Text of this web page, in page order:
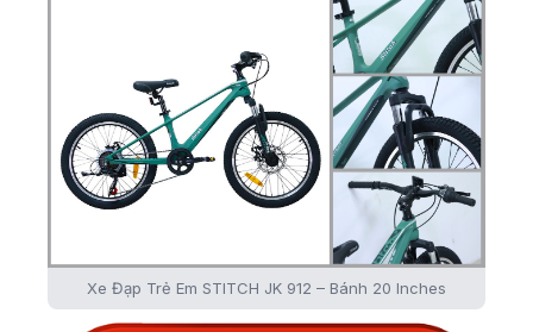
Xe Đạp Trẻ Em STITCH JK 912 – Bánh 20 Inches